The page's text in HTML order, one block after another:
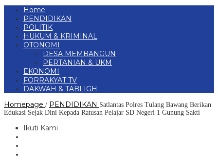
Home
PENDIDIKAN
POLITIK
HUKUM & KRIMINAL
OTONOMI
DESA MEMBANGUN
PERTANIAN & UKM
EKONOMI
FORRAKYAT TV
DAKWAH & TABLIGH
Homepage / PENDIDIKAN Satlantas Polres Tulang Bawang Berikan
Edukasi Sejak Dini Kepada Ratusan Pelajar SD Negeri 1 Gunung Sakti
Ikuti Kami